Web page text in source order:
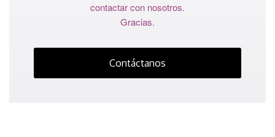
contactar con nosotros.
Gracias.
Contáctanos